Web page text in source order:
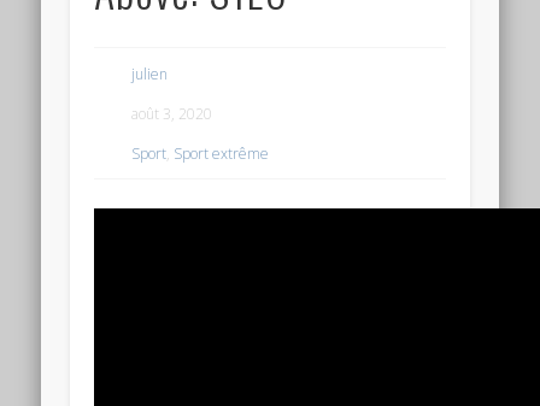
julien
août 3, 2020
Sport, Sport extrême